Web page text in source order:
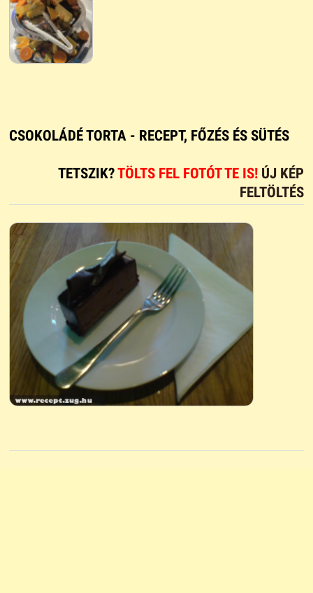
CSOKOLÁDÉ TORTA - RECEPT, FŐZÉS ÉS SÜTÉS
TETSZIK?TÖLTS FEL FOTÓT TE IS! ÚJ KÉP
FELTÖLTÉS